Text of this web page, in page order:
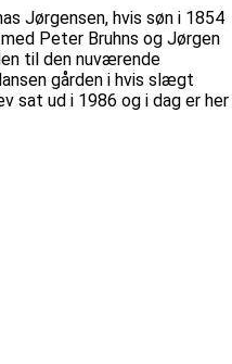
Jørgensen, hvis søn i 1854
Peter Bruhns og Jørgen
til den nuværende
gården i hvis slægt
sat ud i 1986 og i dag er her